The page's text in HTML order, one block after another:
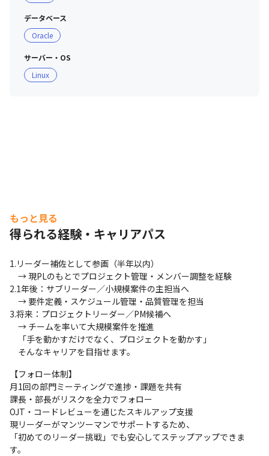
データベース
Oracle
サーバー・OS
Linux
もっと見る
得られる経験・キャリアパス
1.リーダー補佐として参画（半年以内）
→ 現PLのもとでプロジェクト管理・メンバー調整を経験
2.1年後：サブリーダー／小規模案件の主担当へ
→ 要件定義・スケジュール管理・品質管理を担当
3.将来：プロジェクトリーダー／PM候補へ
→ チームを率いて大規模案件を推進
「手を動かすだけでなく、プロジェクトを動かす」
そんなキャリアを目指せます。
【フォロー体制】
月1回の部門ミーティングで進捗・課題を共有
課長・部長がリスクを全力でフォロー
OJT・コードレビューを通じたスキルアップ支援
現リーダーがマンツーマンでサポートするため、
「初めてのリーダー挑戦」でも安心してステップアップできま
す。